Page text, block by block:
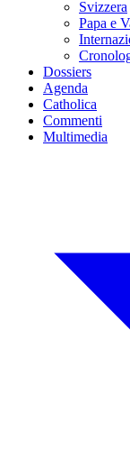
Svizzera
Papa e
Dossiers
Agenda
Catholica
Commenti
Multimedia